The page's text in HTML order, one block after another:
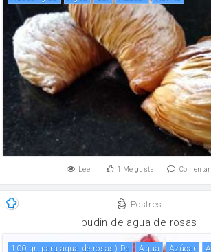
Leer 1 Me gusta Comentar
Postres
pudin de agua de rosas
100 gr. para agua de rosas) De agua Azúcar